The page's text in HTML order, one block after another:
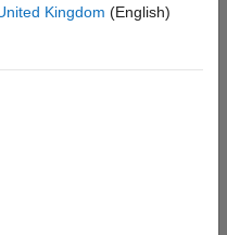
Kingdom (English)